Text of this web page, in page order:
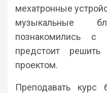
мехатронные
музыкальные
познакомились с
предстоит
проектом.
Преподавать курс